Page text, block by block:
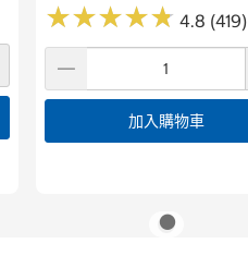
★★★★★
★★★★★ 4.8 (419)
加入購物車